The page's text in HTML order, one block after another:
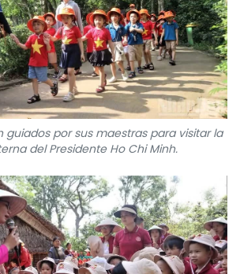
РУССКИЙ
guiados por sus maestras para visitar la
del Presidente Ho Chi Minh.